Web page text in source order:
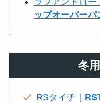
ップオーバーパ
冬
RSタイチ｜